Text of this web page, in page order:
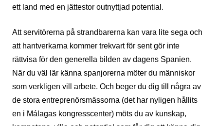
ett land med en jättestor outnyttjad potential.
Att servitörerna på strandbarerna kan vara lite sega och
att hantverkarna kommer trekvart för sent gör inte
rättvisa för den generella bilden av dagens Spanien.
När du väl lär känna spanjorerna möter du människor
som verkligen vill arbete. Och beger du dig till några av
de stora entreprenörsmässorna (det har nyligen hållits
en i Málagas kongresscenter) möts du av kunskap,